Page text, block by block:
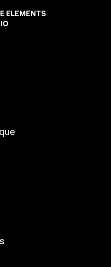
ELEMENTS